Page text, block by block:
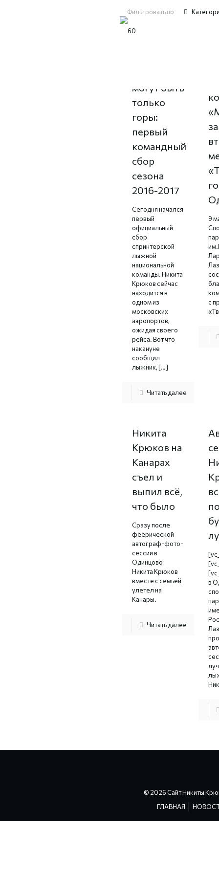
Фильтровать по
могут быть
только
горы:
первый
командный
сбор
сезона
2016-2017
Сегодня начался
первый
официальный
сбор
спринтерской
лыжной
национальной
команды. Никита
Крюков сейчас
находится в
одном из
московских
аэропортов,
ожидая своего
рейса. Вот что
накануне
сообщил
лыжник,[…]
Читать далее
9
с
Никита
Крюков на
Канарах
съел и
выпил всё,
что было
Сразу после
феерической
автограф-фото-
сессии в
Одинцово
Никита Крюков
вместе с семьей
улетел на
Канары.
Читать далее
в
© 2026 Сайт Никиты
ГЛАВНАЯ